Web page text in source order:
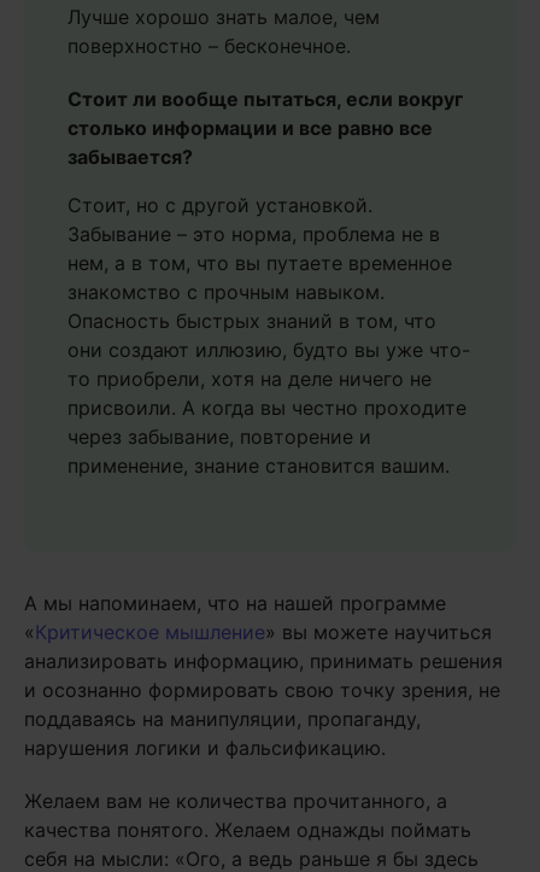
Лучше хорошо знать малое, чем
поверхностно – бесконечное.
Стоит ли вообще пытаться, если вокруг
столько информации и все равно все
забывается?
Стоит, но с другой установкой.
Забывание – это норма, проблема не в
нем, а в том, что вы путаете временное
знакомство с прочным навыком.
Опасность быстрых знаний в том, что
они создают иллюзию, будто вы уже что-
то приобрели, хотя на деле ничего не
присвоили. А когда вы честно проходите
через забывание, повторение и
применение, знание становится вашим.
А мы напоминаем, что на нашей программе
«Критическое мышление» вы можете научиться
анализировать информацию, принимать решения
и осознанно формировать свою точку зрения, не
поддаваясь на манипуляции, пропаганду,
нарушения логики и фальсификацию.
Желаем вам не количества прочитанного, а
качества понятого. Желаем однажды поймать
себя на мысли: «Ого, а ведь раньше я бы здесь